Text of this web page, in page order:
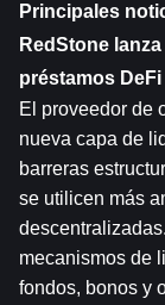
Principales
RedStone
préstamos
El proveedor de
nueva capa de
barreras
se utilicen más
mecanismos de
fondos, bonos y